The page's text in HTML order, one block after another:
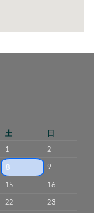
土
日
1
2
8
9
15
16
22 23